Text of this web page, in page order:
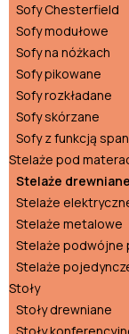
Sofy Chesterfield
Sofy modułowe
Sofy na nóżkach
Sofy pikowane
Sofy rozkładane
Sofy skórzane
Sofy z funkcją
Stelaże pod
Stelaże drewniane
Stelaże
Stelaże metalowe
Stelaże podwójne
Stelaże
Stoły
Stoły drewniane